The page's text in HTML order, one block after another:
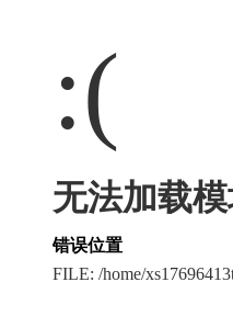
:(
无法加载
错误位置
FILE: /home/